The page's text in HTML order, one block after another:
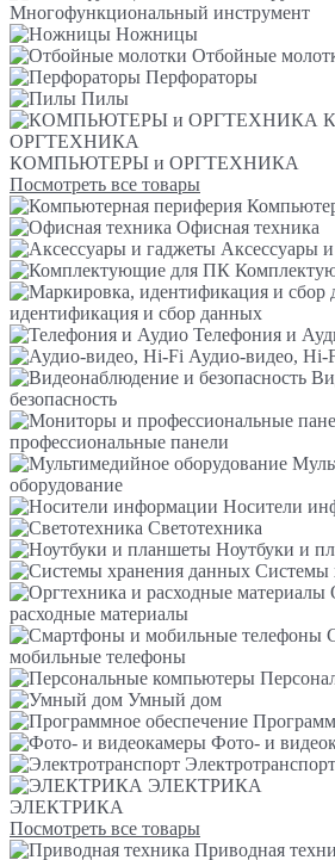
Многофункциональный инструмент
Ножницы
Отбойные
Перфораторы
Пилы
ОРГТЕХНИКА
КОМПЬЮТЕРЫ и ОРГТЕХНИКА
Посмотреть все товары
Офисная техника
Аксессуары
идентификация и сбор данных
Телефония и
Аудио-видео, Hi-
безопасность
профессиональные панели
оборудование
Носители
Светотехника
Ноутбуки и
Системы
расходные материалы
мобильные телефоны
Умный дом
Фото- и
Электротранспорт
ЭЛЕКТРИКА
ЭЛЕКТРИКА
Посмотреть все товары
Приводная